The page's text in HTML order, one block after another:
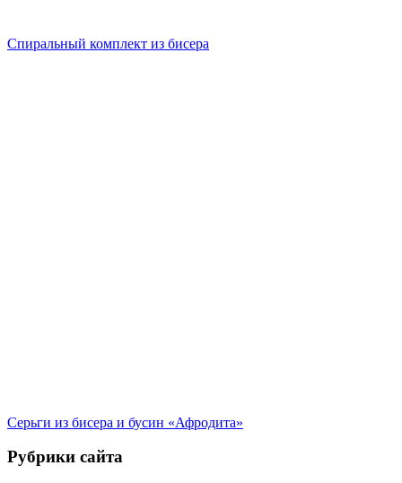
Спиральный комплект из бисера
Серьги из бисера и бусин «Афродита»
Рубрики сайта